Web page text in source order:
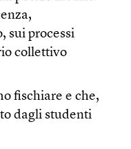
sui processi
collettivo
fischiare e che,
dagli studenti